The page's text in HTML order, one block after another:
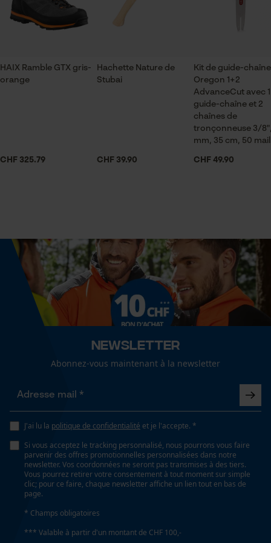
Saison
Articles pour toute l'année
Contenu de la livraison
1x capsule de protection auditive 3M avec serre-tête
bicolore
Spécifications techniques
Lubrification automatique de la chaîne
Propriété
Rembourrage doux, Confortable, rembourré,
adaptable, Protecteur, Ajustement réglable,
confortable
Fonction de hachage
Non
HAIX Ramble GTX gris-
orange
CHF 325.79
Hachette Nature de
Stubai
CHF 39.90
Kit de guide-chaîne
Oregon 1+2
AdvanceCut avec 1
guide-chaîne et 2
chaînes de
tronçonneuse 3/8",
mm, 35 cm, 50
CHF 49.90
Newsletter
Abonnez-vous maintenant à la newsletter
J'ai lu la politique de confidentialité et je l'accepte. *
Si vous acceptez le tracking personnalisé, nous pourrons vous faire
parvenir des offres promotionnelles personnalisées dans notre
newsletter. Vos coordonnées ne seront pas transmises à des tiers.
Vous pourrez retirer votre consentement à tout moment sur simple
clic; pour ce faire, chaque newsletter affiche un lien tout en bas de
page.
* Champs obligatoires
*** Valable à partir d'un montant de CHF 100,-
ID de session
Sauvegarder les préférences
Cookies de performance et de
fonctionnalité
Géo-IP et détection des
utilisateurs
Vidéos YouTube
Google Maps
Prise de contact par chat
Cookies marketing